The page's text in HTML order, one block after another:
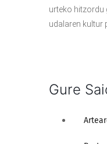
urteko hitzordu
udalaren kultur
Gure